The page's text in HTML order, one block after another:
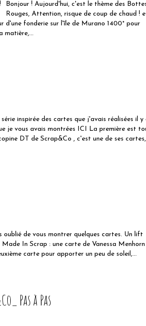
Bonjour ! Aujourd'hui, c'est le thème des
Rouges, Attention, risque de coup de chaud !
d'une fonderie sur l'île de Murano 1400° pour
matière,...
inspirée des cartes que j'avais réalisées il y
je vous avais montrées ICI La première est
DT de Scrap&Co , c'est une de ses
oublié de vous montrer quelques cartes. Un lift
In Scrap : une carte de Vanessa
carte pour apporter un peu de soleil,...
Pas à Pas